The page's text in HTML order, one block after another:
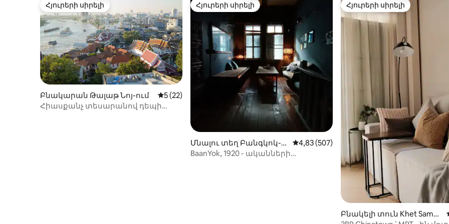
Հյուրերի սիրելի
Հյուրերի սիրելի
Բնակարան Թալաթ Նոյ-ում Միջին վարկանիշը՝ 5-ից 5, 22 կարծիք
5 (22)
Հիասքանչ տեսարանով դեպի
Հյուրերի սիրելի
Հյուրերի սիրելի
Մնալու տեղ Բանգկոկ-ո
ւմ
Միջին վարկանիշը՝ 5-ից 4,83, 507
4,83 (507)
BaanYok, 1920 - ականների
Հյուրերի սիրելի
Հյուրերի սիրելի
Բնակելի տուն Khet Samph